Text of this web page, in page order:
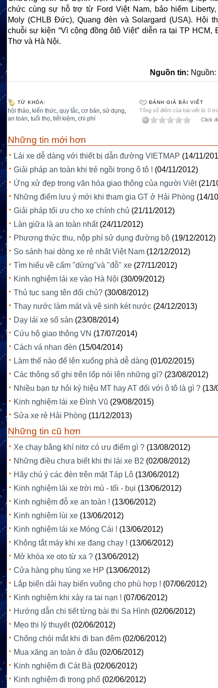
chức cùng sự hỗ trợ từ Ford Việt Nam, bảo hiểm Liberty,
Moly (CHLB Đức), Quang đèn và Solargard (USA). Hội
chuỗi sự kiện “Vì cộng đồng ôtô Việt” diễn ra tại TP HCM,
Thơ và Hà Nội.
Nguồn tin:
TỪ KHÓA:
hội thảo kiến thức quy tắc cơ bản sử dụng
an toàn tuổi thọ tiết kiệm chi phí
ĐÁNH GIÁ BÀI VIẾT
Tổng số điểm của bài viết là: 0
Click
Những tin mới hơn
Lái xe dễ dàng với thiết bị dẫn đường VIETMAP (14/11/
Giải pháp an toàn khi trẻ ngồi trong ô tô ! (04/11/2012)
Ứng xử đẹp trong văn hóa giao thông của người Việt (21/
Những điểm lưu ý mới khi tham gia GT ở Hải Phòng (14/
Giải pháp tối ưu cho xe chính chủ (21/11/2012)
Làn giữa là an toàn nhất (24/11/2012)
Phương thức thu, nộp phí sử dụng đường bộ (19/12/2012)
So sánh hai dòng xe rẻ nhất Việt Nam (12/12/2012)
Tìm hiểu về cấm "dừng"và "đỗ" xe (27/11/2012)
Kinh nghiệm lái xe vào Hà Nội (30/09/2012)
Thủ tục sang tên đổi chủ? (30/08/2012)
Thay nước làm mát và vệ sinh két nước (24/12/2013)
Dạy lái xe số sàn (23/08/2014)
Cứu hộ giao thông VN (17/07/2014)
Cách vá nhan đèn (15/04/2014)
Làm thế nào để lên xuống phà dễ dàng (01/02/2015)
Các thông số ghi trên lốp nói lên những gì? (23/08/2012)
Nhiều bạn tự hỏi ký hiệu MT hay AT đối với ô tô là gì ? (13/
Kinh nghiệm lái xe Đình Vũ (29/08/2015)
Sửa xe rẻ Hải Phòng (11/12/2013)
Những tin cũ hơn
Xe chạy bằng khí nitơ có ưu điểm gì ? (13/08/2012)
Những điều chưa biết khi thi lái xe B2 (02/08/2012)
Hãy chú ý các đèn trên mặt Táp Lô (13/06/2012)
Kinh nghiệm lái xe trời mù - tối - bụi (13/06/2012)
Kinh nghiệm đỗ xe an toàn ! (13/06/2012)
Kinh nghiệm lùi xe (13/06/2012)
Kinh nghiệm lái xe Móng Cái ! (13/06/2012)
Không tắt máy khi xe đang chạy ! (13/06/2012)
Mở khóa xe oto từ xa ? (13/06/2012)
Cửa hàng phụ tùng xe HP (13/06/2012)
Lắp biển dài hay biển vuông cho phù hợp ! (07/06/2012)
Kinh nghiệm khi xảy ra tai nạn ! (07/06/2012)
Hướng dẫn chi tiết từng bài thi Sa Hình (02/06/2012)
Mẹo thi lý thuyết (02/06/2012)
Chống chói mắt khi đi ban đêm (02/06/2012)
Mua xăng an toàn ở đâu (02/06/2012)
Kinh nghiệm đi Cát Bà (02/06/2012)
Kinh nghiệm đi trong phố (02/06/2012)